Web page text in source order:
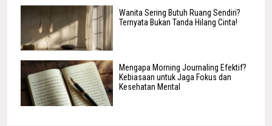
Wanita Sering Butuh Ruang Sendiri?
Ternyata Bukan Tanda Hilang Cinta!
Mengapa Morning Journaling Efektif?
Kebiasaan untuk Jaga Fokus dan
Kesehatan Mental